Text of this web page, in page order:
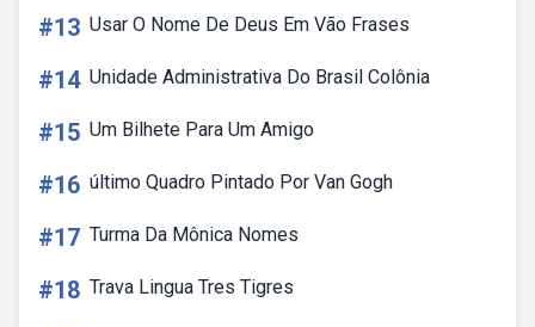
#13 Usar O Nome De Deus Em Vão Frases
#14 Unidade Administrativa Do Brasil Colônia
#15 Um Bilhete Para Um Amigo
#16 último Quadro Pintado Por Van Gogh
#17 Turma Da Mônica Nomes
#18 Trava Lingua Tres Tigres